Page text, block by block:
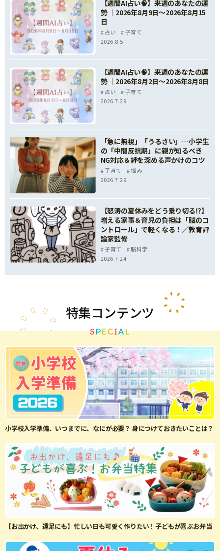
【週間AI占い🧠】来週のあなたの運
勢 ｜2026年8月9日〜2026年8月15
日
占い
子育て
2026.8.5
【週間AI占い🧠】来週のあなたの運
勢 ｜2026年8月2日〜2026年8月8日
占い
子育て
2026.7.29
「急に無視」「うるさい」…小学生
の「中間反抗期」に親が知るべき
NG対応＆絆を深める声かけのコツ
子育て
悩み
2026.7.29
【怒涛の夏休みをどう乗り切る⁉】
増える家事＆育児の負担は「脳のコ
ントロール」で軽くなる！／教育評
論家監修
子育て
脳科学
2026.7.24
特集コンテンツ
SPECIAL
小学校入学準備、いつまでに、なにが必要？ 身につけておきたいことは？
【お出かけ、遠足にも】忙しい日も可愛く作りたい！子どもが喜ぶお弁当